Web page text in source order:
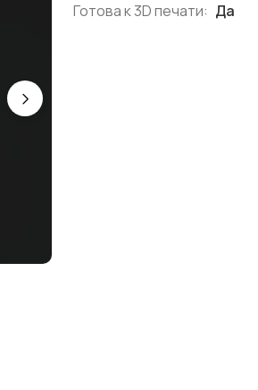
Готова к 3D печати: Да